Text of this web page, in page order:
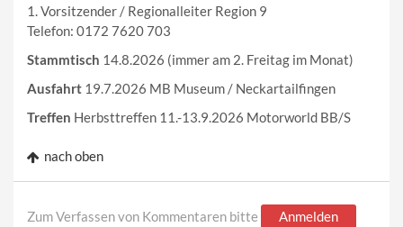
1. Vorsitzender / Regionalleiter Region 9
Telefon: 0172 7620 703
Stammtisch 14.8.2026 (immer am 2. Freitag im Monat)
Ausfahrt 19.7.2026 MB Museum / Neckartailfingen
Treffen Herbsttreffen 11.-13.9.2026 Motorworld BB/S
nach oben
Zum Verfassen von Kommentaren bitte
Anmelden